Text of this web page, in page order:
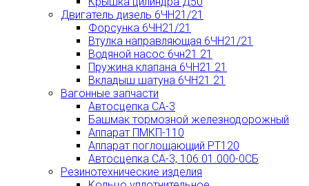
Двигатель дизель 6ЧН21/21
Форсунка 6ЧН21/21
Втулка направляющая 6ЧН21/21
Водяной насос 6чн21 21
Пружина клапана 6ЧН21 21
Вкладыш шатуна 6ЧН21 21
Вагонные запчасти
Автосцепка СА-3
Башмак тормозной железнодорожный
Аппарат ПМКП-110
Аппарат поглощающий РТ120
Автосцепка СА-3, 106.01.000-0СБ
Резинотехнические изделия